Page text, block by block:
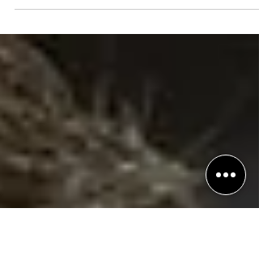
Sylvester Stallone anuncia
remake de Falcões da Noite